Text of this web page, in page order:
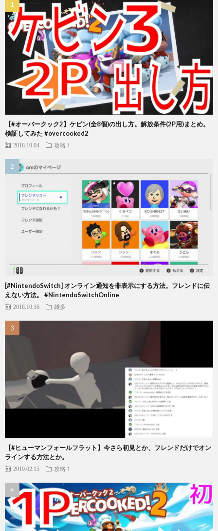
【#オーバークック2】ケビン(全8個)の出し方。解放条件(2P用)まとめ。
検証してみた #overcooked2
2018.10.04 攻略！
[#NintendoSwitch] オンライン通知を非表示にする方法。フレンドに伝
えない方法。 #NintendoSwitchOnline
2018.10.16 雑多
【#ヒューマンフォールフラット】今さら初見とか、フレンドだけでオン
ラインする方法とか。
2019.02.15 攻略！